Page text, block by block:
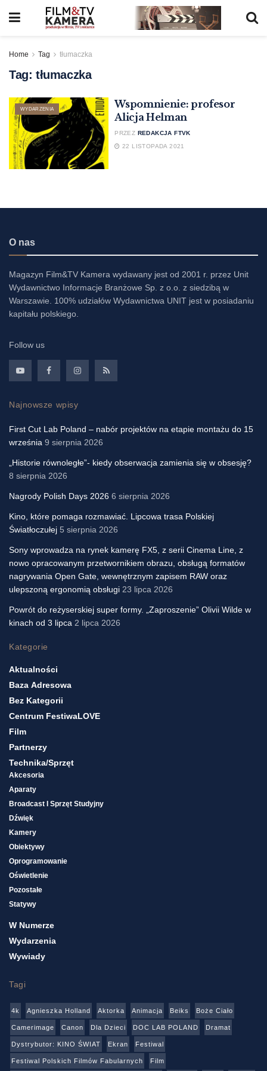
Home Tag tłumaczka
Tag: tłumaczka
WYDARZENIA
Wspomnienie: profesor
Alicja Helman
PRZEZ REDAKCJA FTVK
22 LISTOPADA 2021
O nas
Magazyn Film&TV Kamera wydawany jest od 2001 r. przez Unit
Wydawnictwo Informacje Branżowe Sp. z o.o. z siedzibą w
Warszawie. 100% udziałów Wydawnictwa UNIT jest w posiadaniu
kapitału polskiego.
Follow us
Najnowsze wpisy
First Cut Lab Poland – nabór projektów na etapie montażu do 15
września 9 sierpnia 2026
„Historie równoległe”- kiedy obserwacja zamienia się w obsesję?
8 sierpnia 2026
Nagrody Polish Days 2026 6 sierpnia 2026
Kino, które pomaga rozmawiać. Lipcowa trasa Polskiej
Światłoczułej 5 sierpnia 2026
Sony wprowadza na rynek kamerę FX5, z serii Cinema Line, z
nowo opracowanym przetwornikiem obrazu, obsługą formatów
nagrywania Open Gate, wewnętrznym zapisem RAW oraz
ulepszoną ergonomią obsługi 23 lipca 2026
Powrót do reżyserskiej super formy. „Zaproszenie” Olivii Wilde w
kinach od 3 lipca 2 lipca 2026
Kategorie
Aktualności
Baza Adresowa
Bez Kategorii
Centrum FestiwaLOVE
Film
Partnerzy
Technika/sprzęt
Akcesoria
Aparaty
Broadcast I Sprzęt Studyjny
Dźwięk
Kamery
Obiektywy
Oprogramowanie
Oświetlenie
Pozostałe
Statywy
W Numerze
Wydarzenia
Wywiady
Tagi
4k Agnieszka Holland Aktorka Animacja Beiks Boże Ciało
Camerimage Canon Dla Dzieci DOC LAB POLAND Dramat
Dystrybutor: KINO ŚWIAT Ekran Festiwal
Festiwal Polskich Filmów Fabularnych Film